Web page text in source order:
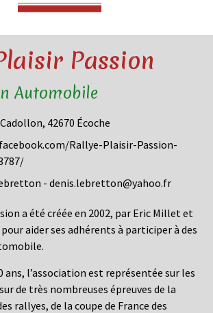
Passion
Automobile
42670 Écoche
Rallye-Plaisir-Passion-
- denis.lebretton@yahoo.fr
a été créée en 2002, par Eric Millet et
aider ses adhérents à participer à des
ans, l’association est représentée sur les
de très nombreuses épreuves de la
rallyes, de la coupe de France des